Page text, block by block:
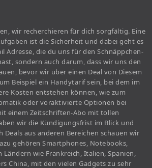
wir recherchieren für dich sorgfältig. Eine
ist die Sicherheit und dabei geht es
Adresse, die du uns für den Schnäppchen-
sondern auch darum, dass wir uns den
bevor wir über einen Deal von Diesem
Beispiel ein Handytarif sein, bei dem im
Kosten entstehen können, wie zum
oder voraktivierte Optionen bei
einem Zeitschriften-Abo mit tollen
wir die Kündigungsfrist im Blick und
Deals aus anderen Bereichen schauen wir
gehören Smartphones, Notebooks,
Ländern wie Frankreich, Italien, Spanien,
China, mit den vielen Gadgets zu sehr